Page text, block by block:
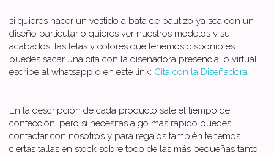
si quieres hacer un vestido a bata de bautizo ya sea con un
diseño particular o quieres ver nuestros modelos y su
acabados, las telas y colores que tenemos disponibles
puedes sacar una cita con la diseñadora presencial o virtual
escribe al whatsapp o en este link: Cita con la Diseñadora
En la descripción de cada producto sale el tiempo de
confección, pero si necesitas algo más rápido puedes
contactar con nosotros y para regalos también tenemos
ciertas tallas en stock sobre todo de las más pequeñas tanto